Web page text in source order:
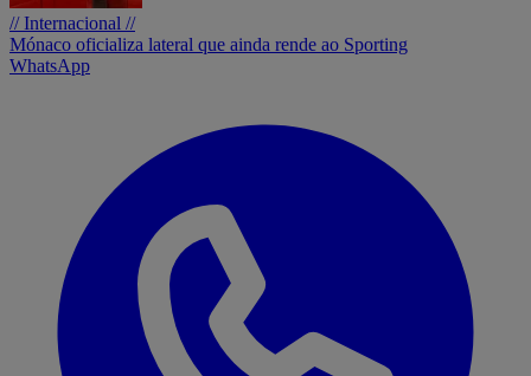
// Internacional //
Mónaco oficializa lateral que ainda rende ao Sporting
WhatsApp